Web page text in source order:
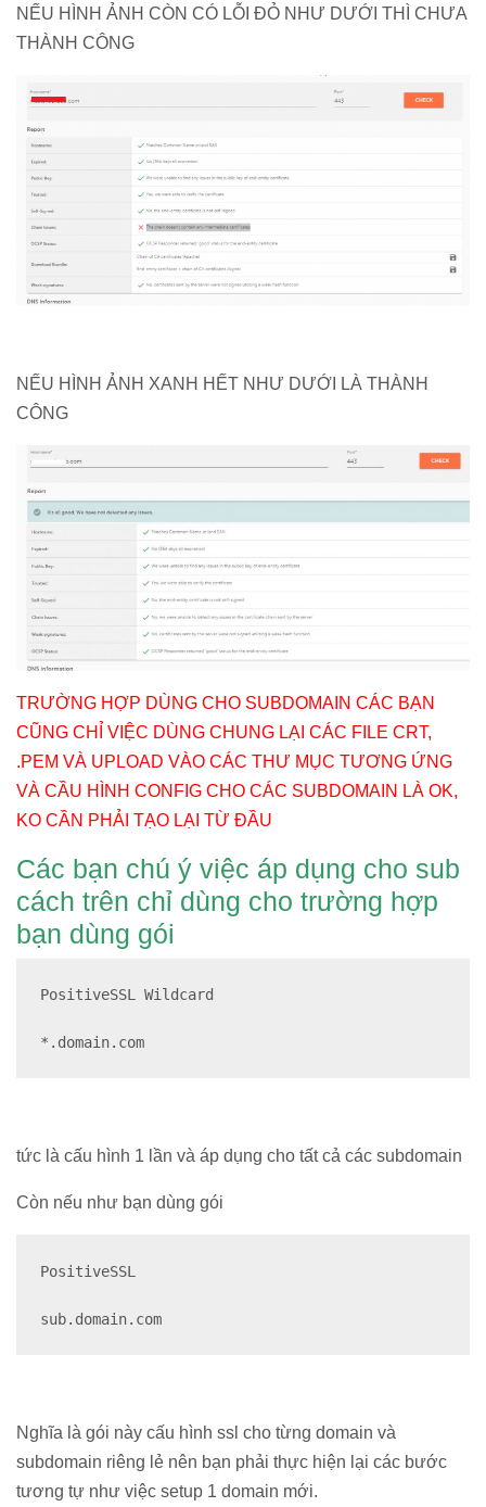
NẾU HÌNH ẢNH CÒN CÓ LỖI ĐỎ NHƯ DƯỚI THÌ CHƯA
THÀNH CÔNG
NẾU HÌNH ẢNH XANH HẾT NHƯ DƯỚI LÀ THÀNH
CÔNG
TRƯỜNG HỢP DÙNG CHO SUBDOMAIN CÁC BẠN
CŨNG CHỈ VIỆC DÙNG CHUNG LẠI CÁC FILE CRT,
.PEM VÀ UPLOAD VÀO CÁC THƯ MỤC TƯƠNG ỨNG
VÀ CẦU HÌNH CONFIG CHO CÁC SUBDOMAIN LÀ OK,
KO CẦN PHẢI TẠO LẠI TỪ ĐẦU
Các bạn chú ý việc áp dụng cho sub
cách trên chỉ dùng cho trường hợp
bạn dùng gói
PositiveSSL Wildcard
*.domain.com
tức là cấu hình 1 lần và áp dụng cho tất cả các subdomain
Còn nếu như bạn dùng gói
PositiveSSL
sub.domain.com
Nghĩa là gói này cấu hình ssl cho từng domain và
subdomain riêng lẻ nên bạn phải thực hiện lại các bước
tương tự như việc setup 1 domain mới.